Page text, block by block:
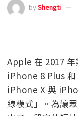
byShengti
Apple 在 2017 年
iPhone 8 Plus
iPhone X 與
線模式」。為讓